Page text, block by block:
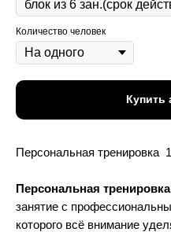
Количество человек
Купить
Персональная тренировка
Персональная
занятие с
которого всё внимание